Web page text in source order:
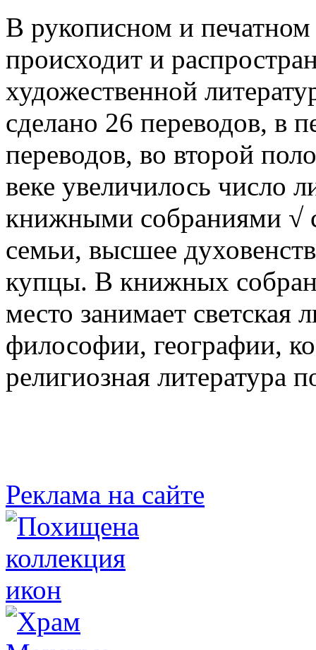
В рукописном и
происходит и
художественной
сделано 26 переводов, в
переводов, во второй
веке увеличилось число
книжными собраниями √
семьи, высшее
купцы. В книжных
место занимает светская
философии, географии,
религиозная литература
Реклама на сайте